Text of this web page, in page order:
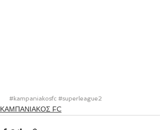
#kampaniakosfc #superleague2
ΚΑΜΠΑΝΙΑΚΟΣ FC